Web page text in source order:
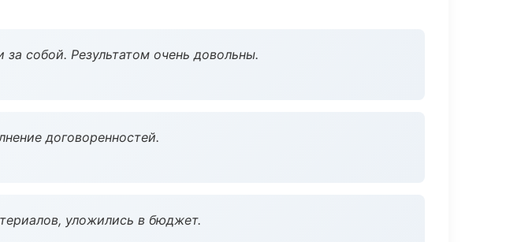
собой. Результатом очень довольны.
договоренностей.
уложились в бюджет.